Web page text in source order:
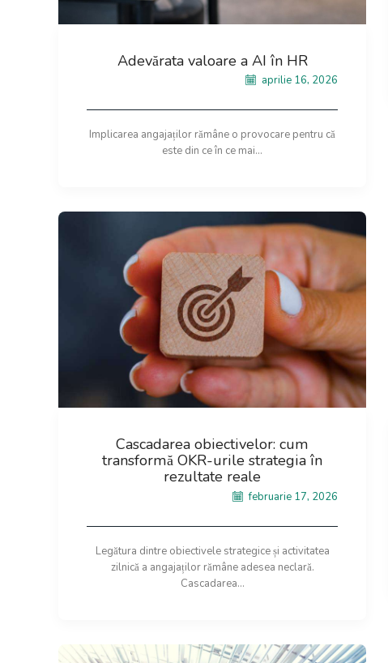
Adevărata valoare a AI în HR
aprilie 16, 2026
Implicarea angajaților rămâne o provocare pentru că
este din ce în ce mai...
Cascadarea obiectivelor: cum
transformă OKR-urile strategia în
rezultate reale
februarie 17, 2026
Legătura dintre obiectivele strategice și activitatea
zilnică a angajaților rămâne adesea neclară.
Cascadarea...